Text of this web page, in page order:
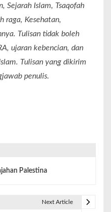
Sejarah Islam, Tsaqofah
raga, Kesehatan,
Tulisan tidak boleh
ujaran kebencian, dan
Tulisan yang dikirim
penulis.
Palestina
Next Article